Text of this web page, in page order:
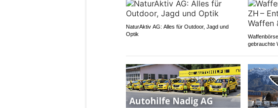
NaturAktiv AG: Alles für Outdoor, Jagd und
Optik
gebrauchte